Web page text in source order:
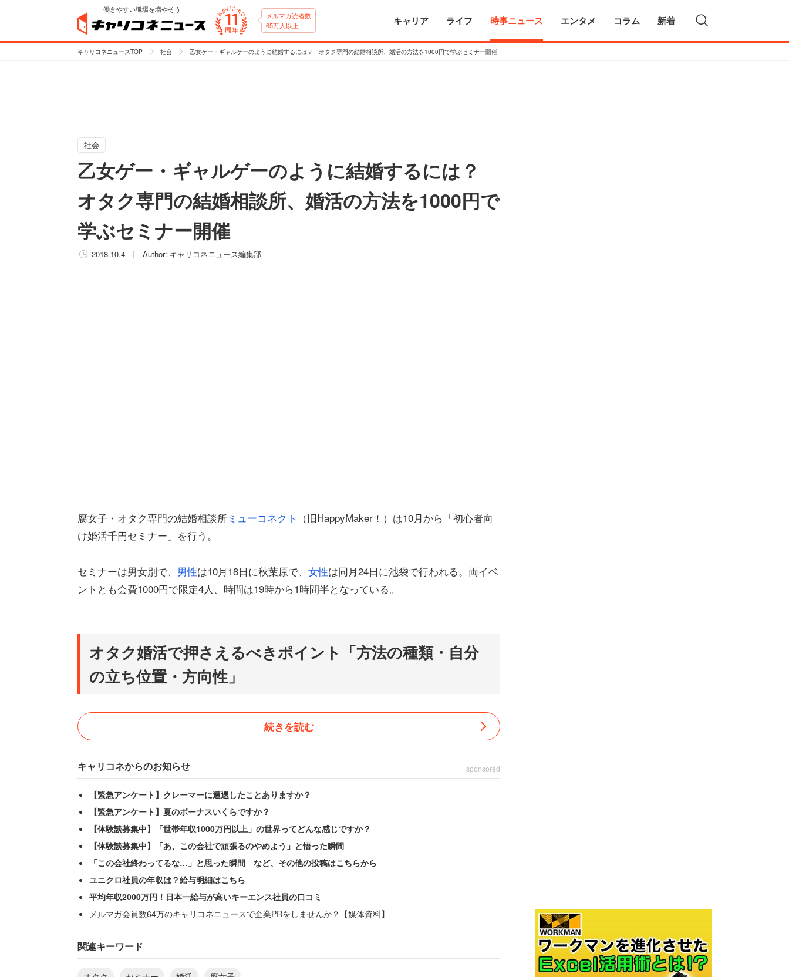
働きやすい職場を増やそう
メルマガ読者数
65万人以上！
キャリア ライフ 時事ニュース エンタメ コラム 新着
キャリコネニュースTOP 社会 乙女ゲー・ギャルゲーのように結婚するには？ オタク専門の結婚相談所、婚活の方法を1000円で学ぶセミナー開催
社会
乙女ゲー・ギャルゲーのように結婚するには？
オタク専門の結婚相談所、婚活の方法を1000円で
学ぶセミナー開催
2018.10.4 Author: キャリコネニュース編集部
腐女子・オタク専門の結婚相談所ミューコネクト （旧HappyMaker！）は10月から「初心者向
け婚活千円セミナー」を行う。
セミナーは男女別で、 男性は10月18日に秋葉原で、 女性は同月24日に池袋で行われる。両イベ
ントとも会費1000円で限定4人、時間は19時から1時間半となっている。
オタク婚活で押さえるべきポイント「方法の種類・自分
の立ち位置・方向性」
続きを読む
キャリコネからのお知らせ sponsored
【緊急アンケート】クレーマーに遭遇したことありますか？
【緊急アンケート】夏のボーナスいくらですか？
【体験談募集中】「世帯年収1000万円以上」の世界ってどんな感じですか？
【体験談募集中】「あ、この会社で頑張るのやめよう」と悟った瞬間
「この会社終わってるな…」と思った瞬間 など、その他の投稿はこちらから
ユニクロ社員の年収は？給与明細はこちら
平均年収2000万円！日本一給与が高いキーエンス社員の口コミ
メルマガ会員数64万のキャリコネニュースで企業PRをしませんか？【媒体資料】
関連キーワード